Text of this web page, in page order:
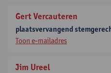
Gert Vercauteren
plaatsvervangend
Toon e-mailadres
Jim Ureel